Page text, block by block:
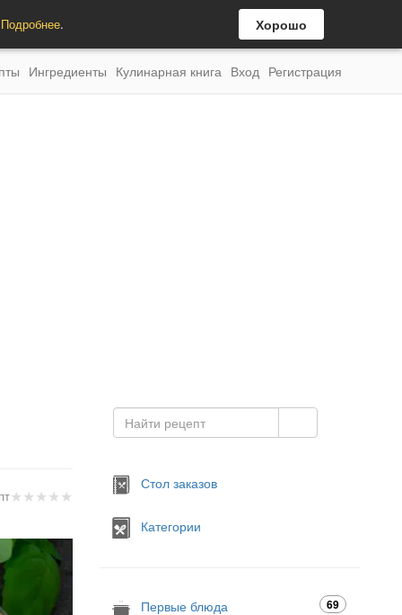
Подробнее. Хорошо
Ингредиенты Кулинарная книга Вход Регистрация
★★★★★
Стол заказов
Категории
Первые блюда 69